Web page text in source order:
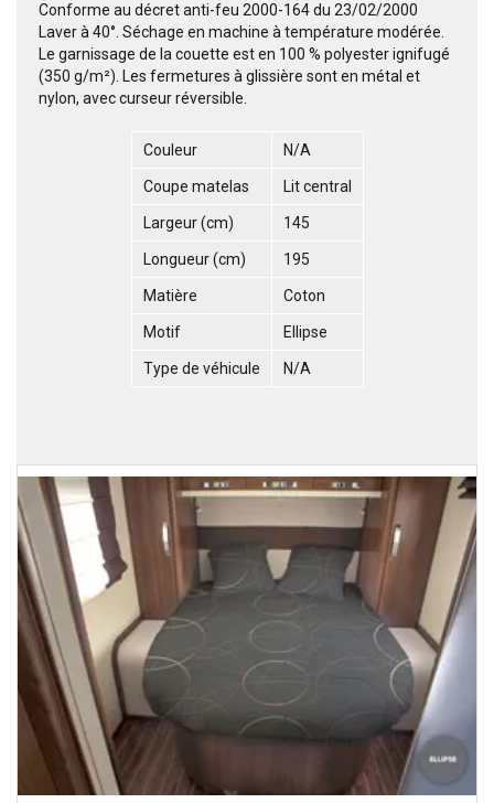
Conforme au décret anti-feu 2000-164 du 23/02/2000
Laver à 40°. Séchage en machine à température modérée.
Le garnissage de la couette est en 100 % polyester ignifugé
(350 g/m²). Les fermetures à glissière sont en métal et
nylon, avec curseur réversible.
Couleur N/A
Coupe matelas Lit central
Largeur (cm) 145
Longueur (cm) 195
Matière Coton
Motif Ellipse
Type de véhicule N/A